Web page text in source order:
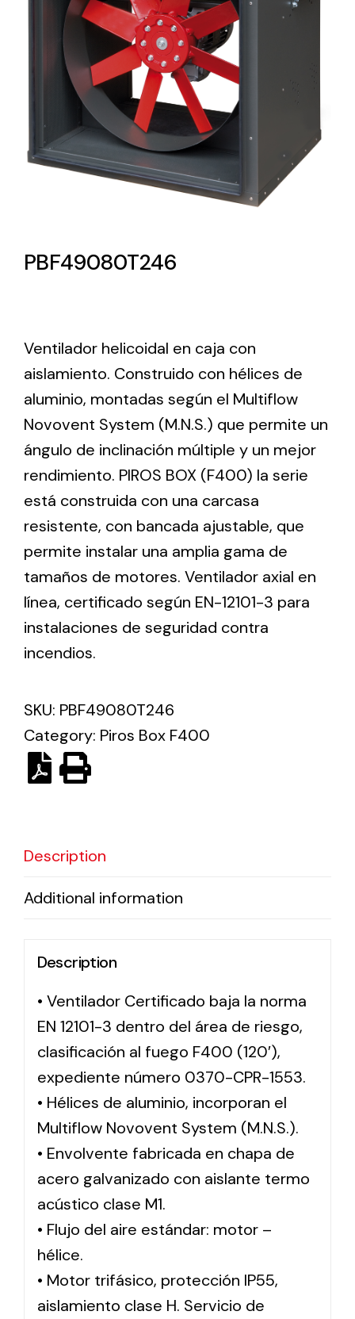
Lighting and Electrical
Equipment
Complete solutions in lighting and electrical
material for each project and need
Amplia gama de ventiladores y equipos de
Ventilation
The incorporation of Novovent into the group
meant a greater offer of ventilation products for
different uses
Iluminación Solar
Variedad de soluciones solares para todo tipo
de necesidades.
Solar lighting
Variety of solar solutions for all kinds of needs.
PBF49080T246
Ventilador helicoidal en caja con
aislamiento. Construido con hélices de
aluminio, montadas según el Multiflow
Novovent System (M.N.S.) que permite un
ángulo de inclinación múltiple y un mejor
rendimiento. PIROS BOX (F400) la serie
está construida con una carcasa
resistente, con bancada ajustable, que
permite instalar una amplia gama de
tamaños de motores. Ventilador axial en
línea, certificado según EN-12101-3 para
instalaciones de seguridad contra
incendios.
SKU: PBF49080T246
Category: Piros Box F400
Description
Additional information
Description
• Ventilador Certificado baja la norma
EN 12101-3 dentro del área de riesgo,
clasificación al fuego F400 (120′),
expediente número 0370-CPR-1553.
• Hélices de aluminio, incorporan el
Multiflow Novovent System (M.N.S.).
• Envolvente fabricada en chapa de
acero galvanizado con aislante termo
acústico clase M1.
• Flujo del aire estándar: motor –
hélice.
• Motor trifásico, protección IP55,
aislamiento clase H. Servicio de